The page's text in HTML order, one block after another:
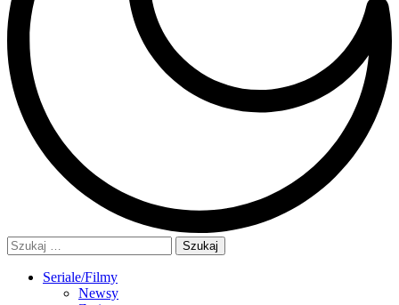
Szukaj:
Seriale/Filmy
Newsy